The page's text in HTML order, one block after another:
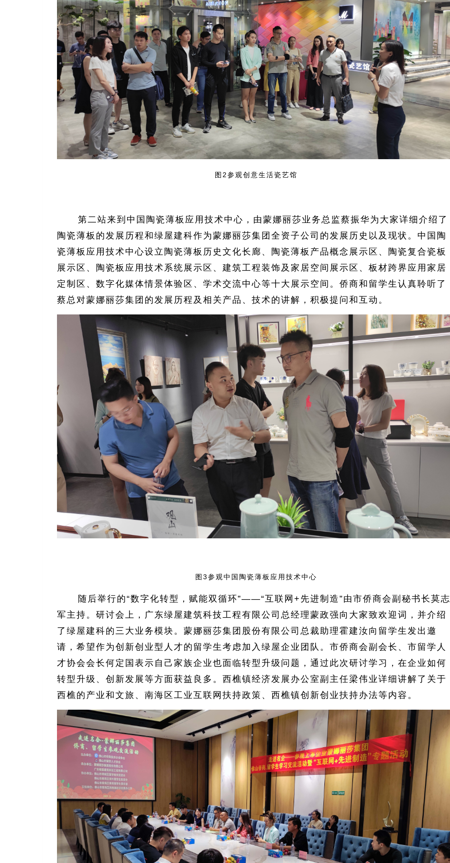
图2参观创意生活瓷艺馆
第二站来到中国陶瓷薄板应用技术中心，由蒙娜丽莎业务总监蔡振华为大家详细介绍了
陶瓷薄板的发展历程和绿屋建科作为蒙娜丽莎集团全资子公司的发展历史以及现状。中国陶
瓷薄板应用技术中心设立陶瓷薄板历史文化长廊、陶瓷薄板产品概念展示区、陶瓷复合瓷板
展示区、陶瓷板应用技术系统展示区、建筑工程装饰及家居空间展示区、板材跨界应用家居
定制区、数字化媒体情景体验区、学术交流中心等十大展示空间。侨商和留学生认真聆听了
蔡总对蒙娜丽莎集团的发展历程及相关产品、技术的讲解，积极提问和互动。
图3参观中国陶瓷薄板应用技术中心
随后举行的“数字化转型，赋能双循环”——“互联网+先进制造”由市侨商会副秘书长莫志
军主持。研讨会上，广东绿屋建筑科技工程有限公司总经理蒙政强向大家致欢迎词，并介绍
了绿屋建科的三大业务模块。蒙娜丽莎集团股份有限公司总裁助理霍建汝向留学生发出邀
请，希望作为创新创业型人才的留学生考虑加入绿屋企业团队。市侨商会副会长、市留学人
才协会会长何定国表示自己家族企业也面临转型升级问题，通过此次研讨学习，在企业如何
转型升级、创新发展等方面获益良多。西樵镇经济发展办公室副主任梁伟业详细讲解了关于
西樵的产业和文旅、南海区工业互联网扶持政策、西樵镇创新创业扶持办法等内容。